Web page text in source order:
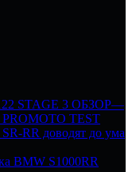
STAGE 3 ОБЗОР—
TEST
RR доводят до ума
BMW S1000RR